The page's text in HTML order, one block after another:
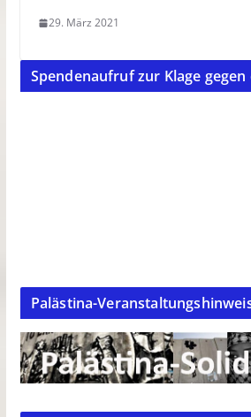
29. März 2021
Spendenaufruf zur Klage gegen
Palästina-